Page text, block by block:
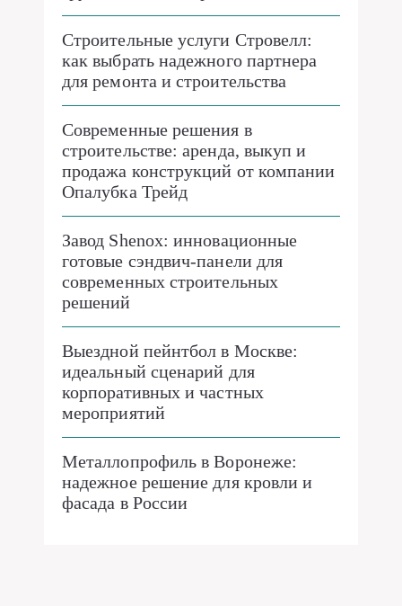
Строительные услуги Стровелл:
как выбрать надежного партнера
для ремонта и строительства
Современные решения в
строительстве: аренда, выкуп и
продажа конструкций от компании
Опалубка Трейд
Завод Shenox: инновационные
готовые сэндвич-панели для
современных строительных
решений
Выездной пейнтбол в Москве:
идеальный сценарий для
корпоративных и частных
мероприятий
Металлопрофиль в Воронеже:
надежное решение для кровли и
фасада в России